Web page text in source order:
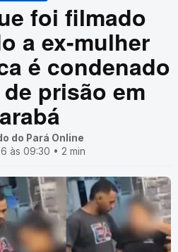
foi filmado
a ex-mulher
é condenado
prisão em
do Pará Online
às 09:30 • 2 min